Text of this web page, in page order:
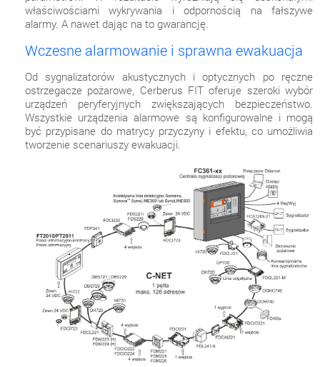
właściwościami wykrywania i odpornością na fałszywe
alarmy. A nawet dając na to gwarancję.
Wczesne alarmowanie i sprawna ewakuacja
Od sygnalizatorów akustycznych i optycznych po ręczne
ostrzegacze pożarowe, Cerberus FIT oferuje szeroki wybór
urządzeń peryferyjnych zwiększających bezpieczeństwo.
Wszystkie urządzenia alarmowe są konfigurowalne i mogą
być przypisane do matrycy przyczyny i efektu, co umożliwia
tworzenie scenariuszy ewakuacji.